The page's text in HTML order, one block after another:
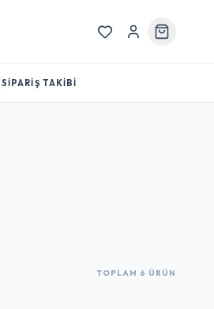
SİPARİŞ TAKİBİ
TOPLAM 6 ÜRÜN